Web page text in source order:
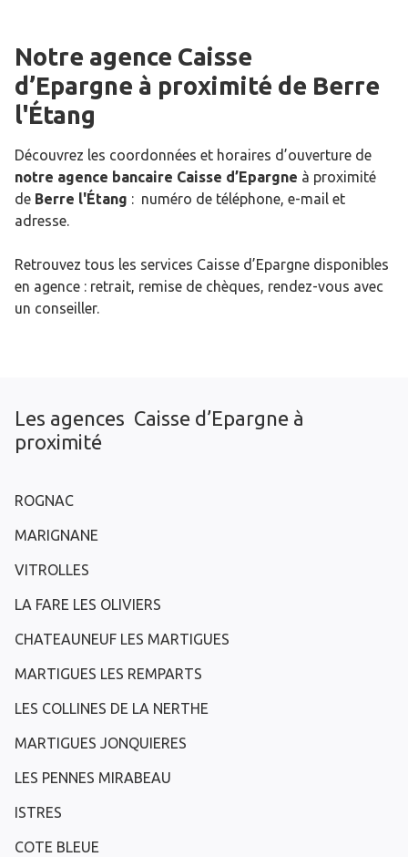
Notre agence Caisse
d’Epargne à proximité de Berre
l'Étang
Découvrez les coordonnées et horaires d’ouverture de
notre agence bancaire Caisse d’Epargne à proximité
de Berre l'Étang : numéro de téléphone, e-mail et
adresse.
Retrouvez tous les services Caisse d’Epargne disponibles
en agence : retrait, remise de chèques, rendez-vous avec
un conseiller.
Les agences Caisse d’Epargne à
proximité
ROGNAC
MARIGNANE
VITROLLES
LA FARE LES OLIVIERS
CHATEAUNEUF LES MARTIGUES
MARTIGUES LES REMPARTS
LES COLLINES DE LA NERTHE
MARTIGUES JONQUIERES
LES PENNES MIRABEAU
ISTRES
COTE BLEUE